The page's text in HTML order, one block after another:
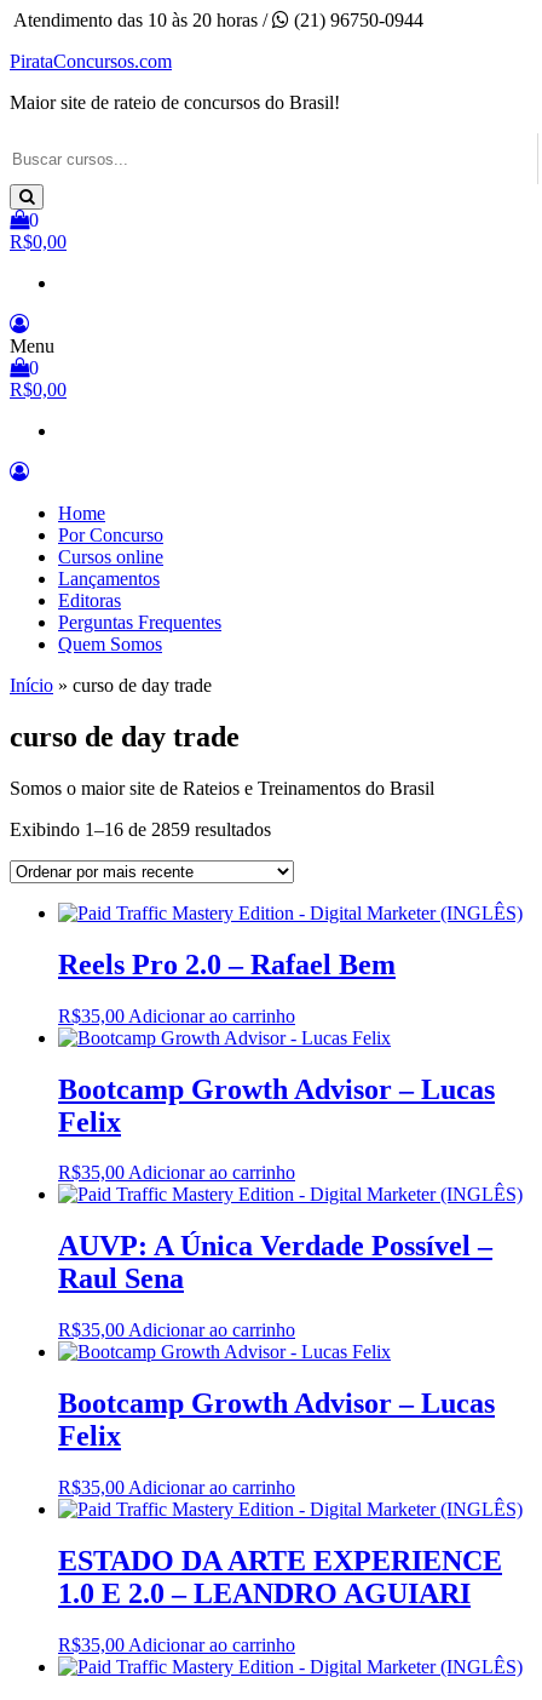
Pular
o
Atendimento das 10 às 20 horas /
(21) 96750-0944
PirataConcursos.com
Maior site de rateio de concursos do Brasil!
0
R$0,00
Menu
0
R$0,00
Home
Por Concurso
Cursos online
Lançamentos
Editoras
Perguntas Frequentes
Quem Somos
Início » curso de day trade
curso de day trade
Somos o maior site de Rateios e Treinamentos do Brasil
Exibindo 1–16 de 2859 resultadosSorted
latest
Reels Pro 2.0 – Rafael Bem
R$35,00 Adicionar ao carrinho
Bootcamp Growth Advisor – Lucas
Felix
R$35,00Adicionar ao carrinho
AUVP: A Única Verdade Possível –
Raul Sena
R$35,00 Adicionar ao carrinho
Bootcamp Growth Advisor – Lucas
Felix
R$35,00 Adicionar ao carrinho
ESTADO DA ARTE EXPERIENCE
1.0 E 2.0 – LEANDRO AGUIARI
R$35,00 Adicionar ao carrinho